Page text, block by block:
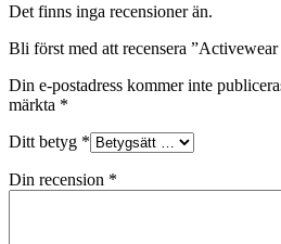
Det finns inga recensioner än.
Bli först med att recensera
Din e-postadress kommer inte
märkta *
Ditt betyg *
Din recension *